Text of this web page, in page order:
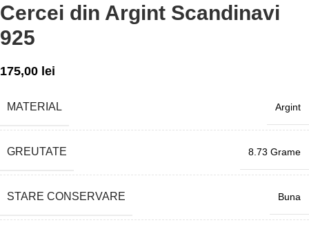
Cercei din Argint Scandinavi
925
175,00 lei
MATERIAL Argint
GREUTATE 8.73 Grame
STARE CONSERVARE Buna